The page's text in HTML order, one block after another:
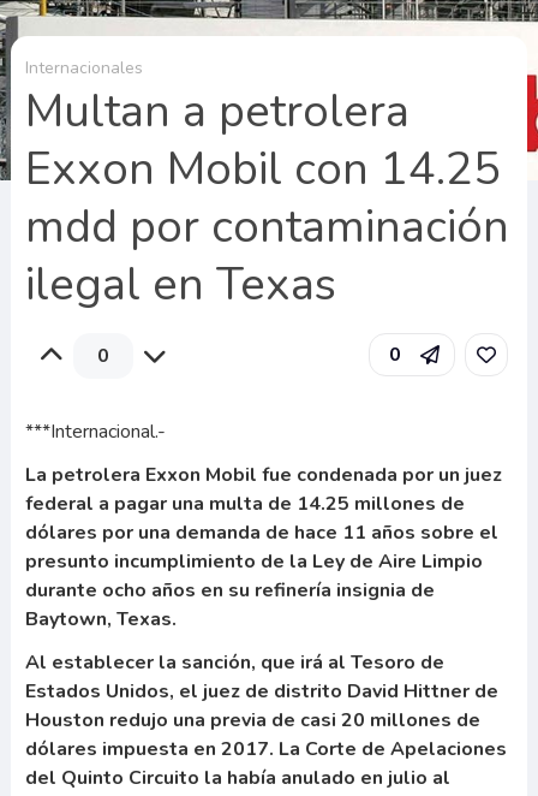
Internacionales
Multan a petrolera
Exxon Mobil con 14.25
mdd por contaminación
ilegal en Texas
0 0
***Internacional.-
La petrolera Exxon Mobil fue condenada por un juez
federal a pagar una multa de 14.25 millones de
dólares por una demanda de hace 11 años sobre el
presunto incumplimiento de la Ley de Aire Limpio
durante ocho años en su refinería insignia de
Baytown, Texas.
Al establecer la sanción, que irá al Tesoro de
Estados Unidos, el juez de distrito David Hittner de
Houston redujo una previa de casi 20 millones de
dólares impuesta en 2017. La Corte de Apelaciones
del Quinto Circuito la había anulado en julio al